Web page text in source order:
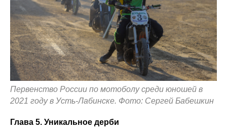
Первенство России по мотоболу среди юношей в
2021 году в Усть-Лабинске. Фото: Сергей Бабешкин
Глава 5. Уникальное дерби